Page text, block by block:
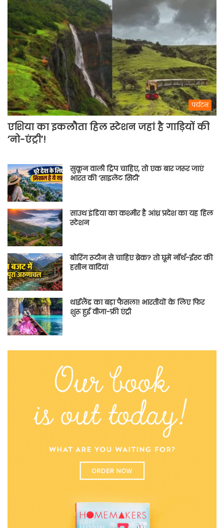
पर्यटन
एशिया का इकलौता हिल स्टेशन जहां है गाड़ियों की
‘नो-एंट्री’!
सुकून वाली ट्रिप चाहिए, तो एक बार जरूर जाएं
भारत की ‘साइलेंट सिटी’
साउथ इंडिया का कश्मीर है आंध्र प्रदेश का यह हिल
स्टेशन
बोरिंग रूटीन से चाहिए ब्रेक? तो घूमें नॉर्थ-ईस्ट की
हसीन वादियां
थाईलैंड का बड़ा फैसला! भारतीयों के लिए फिर
शुरू हुई वीजा-फ्री एंट्री